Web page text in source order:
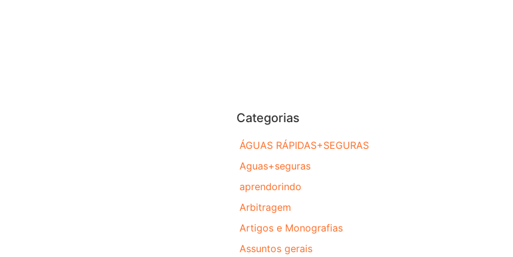
Categorias
ÁGUAS RÁPIDAS+SEGURAS
Aguas+seguras
aprendorindo
Arbitragem
Artigos e Monografias
Assuntos gerais